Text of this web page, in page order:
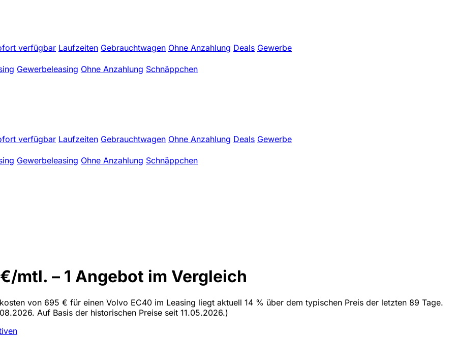
verfügbar Laufzeiten Gebrauchtwagen Ohne Anzahlung Deals Gewerbe
Gewerbeleasing Ohne Anzahlung Schnäppchen
verfügbar Laufzeiten Gebrauchtwagen Ohne Anzahlung Deals Gewerbe
Gewerbeleasing Ohne Anzahlung Schnäppchen
mtl. – 1 Angebot im Vergleich
von 695 € für einen Volvo EC40 im Leasing liegt aktuell 14 % über dem typischen Preis der letzten 89 Tage.
Auf Basis der historischen Preise seit 11.05.2026.)